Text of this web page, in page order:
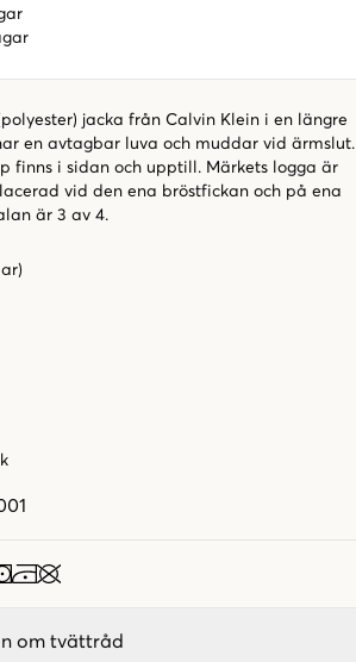
jacka från Calvin Klein i en längre
en avtagbar luva och muddar vid ärmslut.
finns i sidan och upptill. Märkets logga är
vid den ena bröstfickan och på ena
är 3 av 4.
om tvättråd